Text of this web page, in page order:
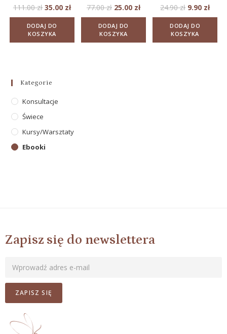
111.00zł 35.00 zł
DODAJ DO
KOSZYKA
77.00zł 25.00 zł
DODAJ DO
KOSZYKA
24.90zł 9.90 zł
DODAJ DO
KOSZYKA
Kategorie
Konsultacje
Świece
Kursy/warsztaty
Ebooki
Zapisz się do newslettera
ZAPISZ SIĘ